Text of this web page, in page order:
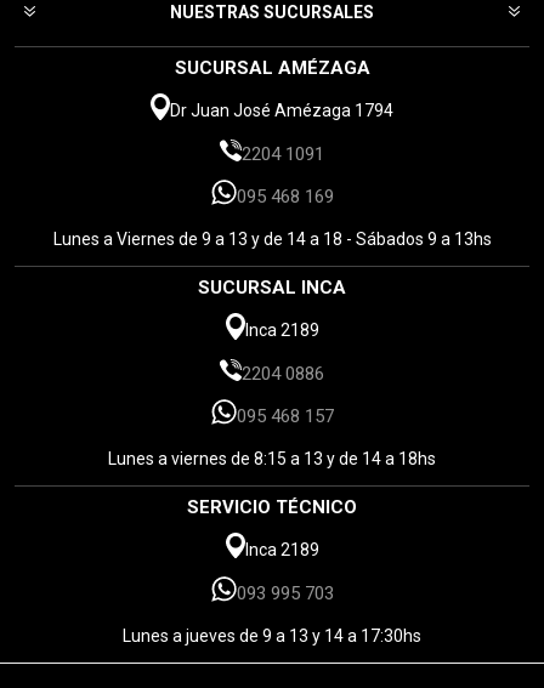
NUESTRAS SUCURSALES
SUCURSAL AMÉZAGA
Dr Juan José Amézaga 1794
2204 1091
095 468 169
Lunes a Viernes de 9 a 13 y de 14 a 18 - Sábados 9 a 13hs
SUCURSAL INCA
Inca 2189
2204 0886
095 468 157
Lunes a viernes de 8:15 a 13 y de 14 a 18hs
SERVICIO TÉCNICO
Inca 2189
093 995 703
Lunes a jueves de 9 a 13 y 14 a 17:30hs